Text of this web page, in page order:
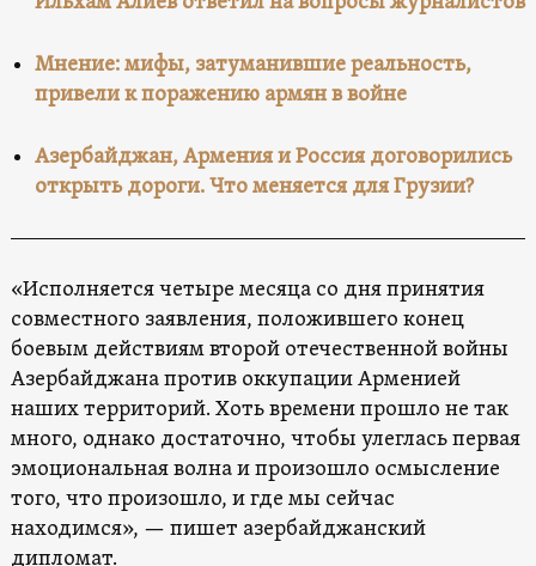
Мнение: мифы, затуманившие реальность,
привели к поражению армян в войне
Азербайджан, Армения и Россия договорились
открыть дороги. Что меняется для Грузии?
«Исполняется четыре месяца со дня принятия
совместного заявления, положившего конец
боевым действиям второй отечественной войны
Азербайджана против оккупации Арменией
наших территорий. Хоть времени прошло не так
много, однако достаточно, чтобы улеглась первая
эмоциональная волна и произошло осмысление
того, что произошло, и где мы сейчас
находимся», — пишет азербайджанский
дипломат.